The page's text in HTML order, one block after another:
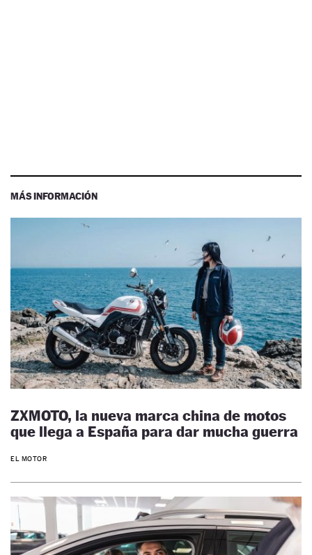
MÁS INFORMACIÓN
ZXMOTO, la nueva marca china de motos
que llega a España para dar mucha guerra
EL MOTOR